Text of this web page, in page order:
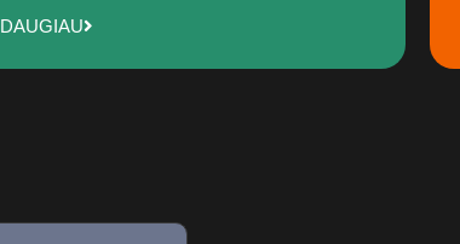
DAUGIAU